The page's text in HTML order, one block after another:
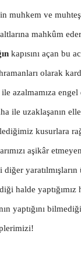
muhkem ve
mahkûm
kapısını açan bu
olarak
azalmamıza
ile uzaklaşanın
kusurlara
aşikâr
yaratılmışların
halde yaptığımız
yaptığını